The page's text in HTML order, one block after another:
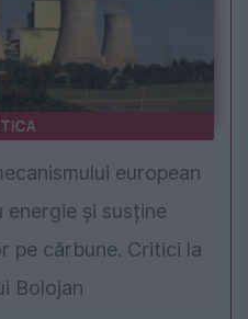
european
și susține
pe cărbune. Critici la
Bolojan